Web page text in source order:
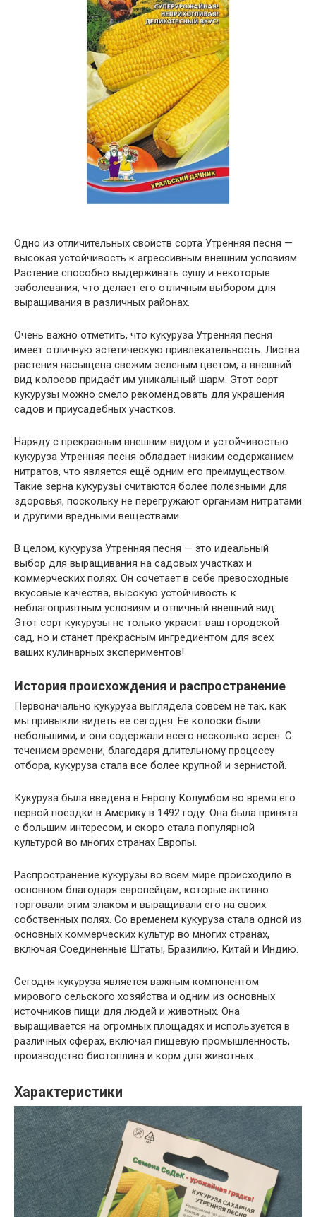
Одно из отличительных свойств сорта Утренняя песня —
высокая устойчивость к агрессивным внешним условиям.
Растение способно выдерживать сушу и некоторые
заболевания, что делает его отличным выбором для
выращивания в различных районах.
Очень важно отметить, что кукуруза Утренняя песня
имеет отличную эстетическую привлекательность. Листва
растения насыщена свежим зеленым цветом, а внешний
вид колосов придаёт им уникальный шарм. Этот сорт
кукурузы можно смело рекомендовать для украшения
садов и приусадебных участков.
Наряду с прекрасным внешним видом и устойчивостью
кукуруза Утренняя песня обладает низким содержанием
нитратов, что является ещё одним его преимуществом.
Такие зерна кукурузы считаются более полезными для
здоровья, поскольку не перегружают организм нитратами
и другими вредными веществами.
В целом, кукуруза Утренняя песня — это идеальный
выбор для выращивания на садовых участках и
коммерческих полях. Он сочетает в себе превосходные
вкусовые качества, высокую устойчивость к
неблагоприятным условиям и отличный внешний вид.
Этот сорт кукурузы не только украсит ваш городской
сад, но и станет прекрасным ингредиентом для всех
ваших кулинарных экспериментов!
История происхождения и распространение
Первоначально кукуруза выглядела совсем не так, как
мы привыкли видеть ее сегодня. Ее колоски были
небольшими, и они содержали всего несколько зерен. С
течением времени, благодаря длительному процессу
отбора, кукуруза стала все более крупной и зернистой.
Кукуруза была введена в Европу Колумбом во время его
первой поездки в Америку в 1492 году. Она была принята
с большим интересом, и скоро стала популярной
культурой во многих странах Европы.
Распространение кукурузы во всем мире происходило в
основном благодаря европейцам, которые активно
торговали этим злаком и выращивали его на своих
собственных полях. Со временем кукуруза стала одной из
основных коммерческих культур во многих странах,
включая Соединенные Штаты, Бразилию, Китай и Индию.
Сегодня кукуруза является важным компонентом
мирового сельского хозяйства и одним из основных
источников пищи для людей и животных. Она
выращивается на огромных площадях и используется в
различных сферах, включая пищевую промышленность,
производство биотоплива и корм для животных.
Характеристики